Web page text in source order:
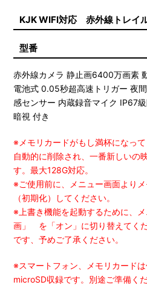
KJK WIFI対応 赤外線トレイ
型番
赤外線カメラ 静止画6400万画素
電池式 0.05秒超高速トリガー 夜
感センサー 内蔵録音マイク IP67
暗視 付き
※メモリカードがもし満杯になっ
自動的に削除され、一番新しいの
す。最大128G対応。
※ご使用前に、メニュー画面より
（初期化）してください。
※上書き機能を起動するために、
画」 を「オン」に切り替えてく
です、予めご了承ください。
※スマートフォン、メモリカードは
microSD収録です。別途ご準備くだ